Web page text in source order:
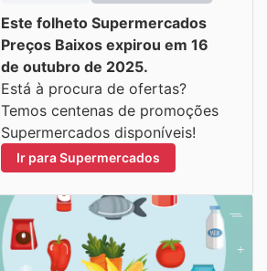
Este folheto Supermercados
Preços Baixos expirou em 16
de outubro de 2025.
Está à procura de ofertas?
Temos centenas de promoções
Supermercados disponíveis!
Ir para Supermercados